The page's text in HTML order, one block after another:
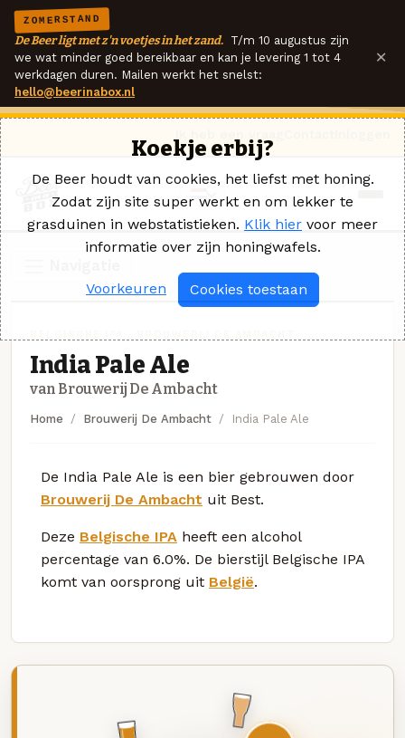
ZOMERSTAND
De Beer ligt met z'n voetjes in het zand. T/m 10 augustus zijn
we wat minder goed bereikbaar en kan je levering 1 tot 4
werkdagen duren. Mailen werkt het snelst:
hello@beerinabox.nl
×
India Pale Ale
van Brouwerij De Ambacht
Home Brouwerij De Ambacht India Pale Ale
De India Pale Ale is een bier gebrouwen door
Brouwerij De Ambacht uit Best.
Deze Belgische IPA heeft een alcohol
percentage van 6.0%. De bierstijl Belgische IPA
komt van oorsprong uit België.
Koekje erbij?
De Beer houdt van cookies, het liefst met honing.
Zodat zijn site super werkt en om lekker te
grasduinen in webstatistieken. Klik hier voor meer
informatie over zijn honingwafels.
Voorkeuren Cookies toestaan